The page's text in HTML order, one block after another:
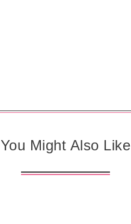
You Might Also Like